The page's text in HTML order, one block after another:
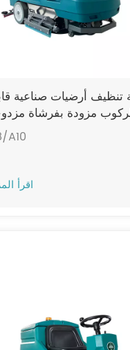
تنظيف أرضيات صناعية
مزودة بفرشاة
A8/A10
A10
اقرأ